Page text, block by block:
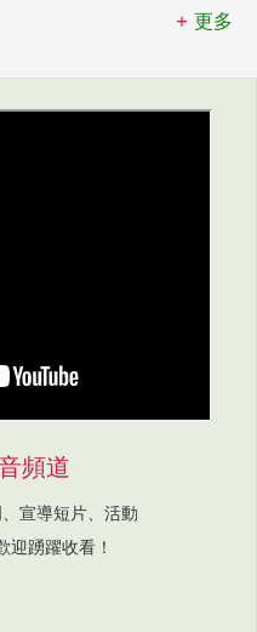
更多
頻道
宣導短片、活動
迎踴躍收看！